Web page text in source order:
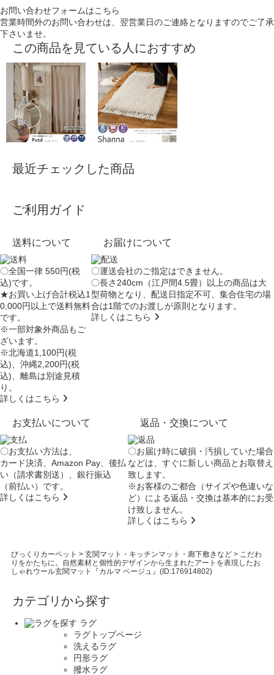
お問い合わせフォームはこちら
営業時間外のお問い合わせは、翌営業日のご連絡となりますのでご了承
下さいませ。
この商品を見ている人におすすめ
最近チェックした商品
ご利用ガイド
送料について
〇全国一律 550円(税
込)です。
★お買い上げ合計税込1
0,000円以上で送料無料
です。
※一部対象外商品もご
ざいます。
※北海道1,100円(税
込)、沖縄2,200円(税
込)、離島は別途見積
り。
詳しくはこちら
お届けについて
〇運送会社のご指定はできません。
〇長さ240cm（江戸間4.5畳）以上の商品は大
型荷物となり、配送日指定不可 、集合住宅の場
合は1階でのお渡しが原則となります。
詳しくはこちら
お支払いについて
〇お支払い方法は、
カード決済、Amazon Pay、後払
い（請求書別送）、銀行振込
（前払い）です。
詳しくはこちら
返品・交換について
〇お届け時に破損・汚損していた場合
などは、すぐに新しい商品とお取替え
致します。
※お客様のご都合（サイズや色違いな
ど）による返品・交換は基本的にお受
け致しません。
詳しくはこちら
びっくりカーペット > 玄関マット・キッチンマット・廊下敷きなど> こだわ
りをかたちに。自然素材と個性的デザインから生まれたアートを表現したお
しゃれウール玄関マット『カルマ ベージュ』(ID:176914802)
カテゴリから探す
ラグ
ラグトップページ
洗えるラグ
円形ラグ
撥水ラグ